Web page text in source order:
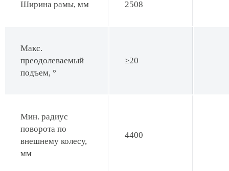
Ширина рамы, мм 2508
Макс.
преодолеваемый
подъем, °
≥20
Мин. радиус
поворота по
внешнему колесу,
мм
4400